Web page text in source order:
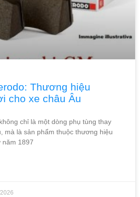
Thương hiệu
cho xe châu Âu
chỉ là một dòng phụ tùng thay
mà là sản phẩm thuộc thương hiệu
năm 1897